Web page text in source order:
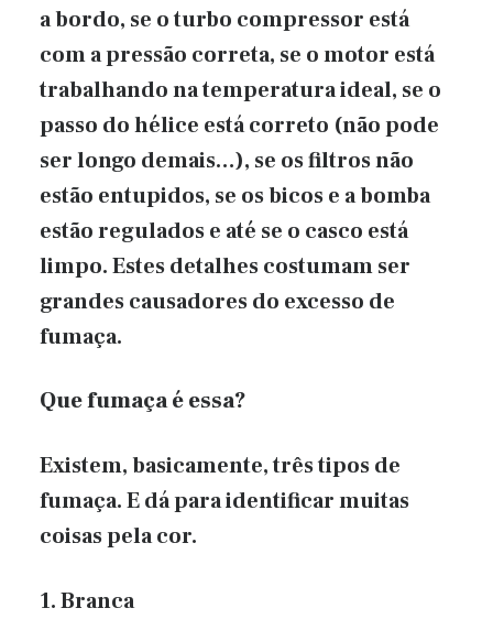
a bordo, se o turbo compressor está
com a pressão correta, se o motor está
trabalhando na temperatura ideal, se o
passo do hélice está correto (não pode
ser longo demais…), se os filtros não
estão entupidos, se os bicos e a bomba
estão regulados e até se o casco está
limpo. Estes detalhes costumam ser
grandes causadores do excesso de
fumaça.
Que fumaça é essa?
Existem, basicamente, três tipos de
fumaça. E dá para identificar muitas
coisas pela cor.
1. Branca